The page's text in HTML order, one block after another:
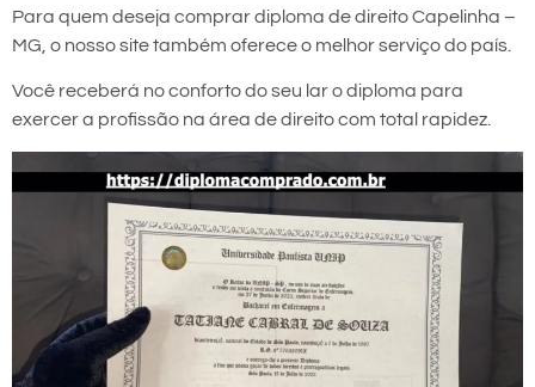
Para quem deseja comprar diploma de direito Capelinha –
MG, o nosso site também oferece o melhor serviço do país.
Você receberá no conforto do seu lar o diploma para
exercer a profissão na área de direito com total rapidez.